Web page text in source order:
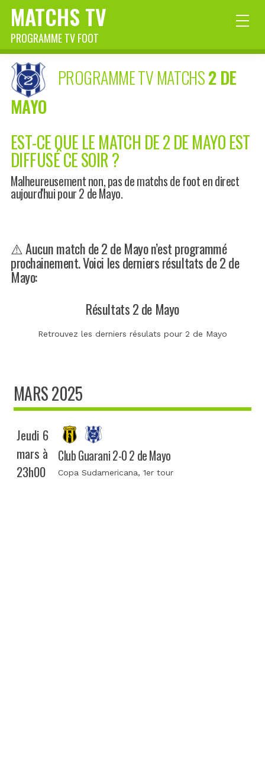
MATCHS TV
PROGRAMME TV FOOT
PROGRAMME TV MATCHS2 DE
MAYO
EST-CE QUE LE MATCH DE 2 DE MAYO EST
DIFFUSÉ CE SOIR ?
Malheureusement non, pas de matchs de foot en direct
aujourd'hui pour 2 de Mayo.
⚠️ Aucun match de 2 de Mayo n’est programmé
prochainement. Voici les derniers résultats de 2 de
Mayo:
Résultats 2 de Mayo
Retrouvez les derniers résulats pour 2 de Mayo
MARS 2025
Jeudi 6
mars à
23h00
Club Guarani 2-0 2 de Mayo
Copa Sudamericana, 1er tour